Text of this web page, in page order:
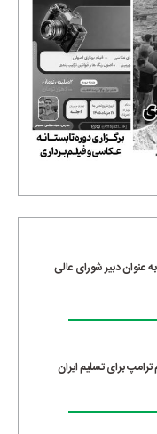
دبیر شورای عالی
برای تسلیم ایران